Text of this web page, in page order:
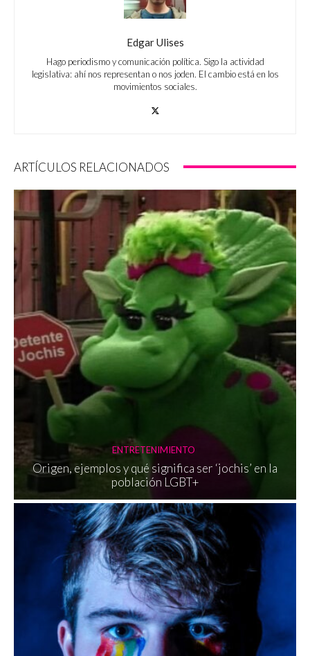
Edgar Ulises
Hago periodismo y comunicación política. Sigo la actividad
legislativa: ahí nos representan o nos joden. El cambio está en los
movimientos sociales.
ARTÍCULOS RELACIONADOS
ENTRETENIMIENTO
Origen, ejemplos y qué significa ser ‘jochis’ en la
población LGBT+